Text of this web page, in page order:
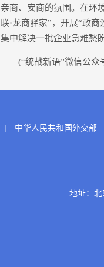
亲商、安商的氛围。在环
联·龙商驿家”，开展“政
集中解决一批企业急难愁
(“统战新语”微信公众
| 中华人民共和国外交部
地址：